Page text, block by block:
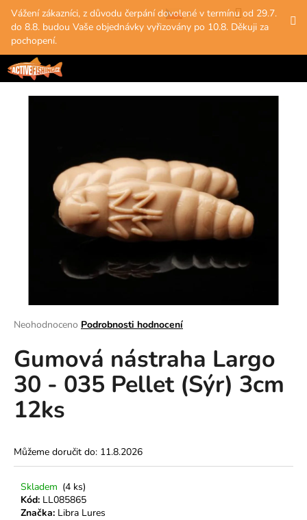
Přejít
obsah
Vážení zákazníci, z důvodu čerpání dovolené v termínu od 29.7.
do 8.8. budou Vaše objednávky vyřizovány po 10.8. Děkuji za
pochopení.
HledatPřihlášení
Průměrné
produktu
je
0,0
z
5
hvězdiček.
Neohodnoceno Podrobnosti hodnocení
Gumová nástraha Largo
30 - 035 Pellet (Sýr) 3cm
12ks
Můžeme doručit do: 11.8.2026
Skladem (4 ks)
Kód: LL085865
Značka: Libra Lures
í
k
Zpět
Zpět
C
a
í
t
?
HLEDAT